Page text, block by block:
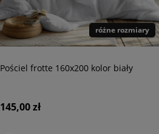
różne rozmiary
Pościel frotte 160x200 kolor biały
145,00 zł